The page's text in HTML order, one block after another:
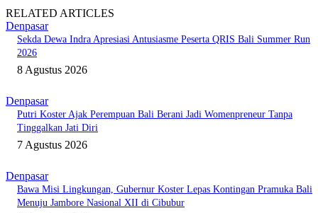
RELATED ARTICLES
Denpasar
Sekda Dewa Indra Apresiasi Antusiasme Peserta QRIS Bali Summer Run
2026
8 Agustus 2026
Denpasar
Putri Koster Ajak Perempuan Bali Berani Jadi Womenpreneur Tanpa
Tinggalkan Jati Diri
7 Agustus 2026
Denpasar
Bawa Misi Lingkungan, Gubernur Koster Lepas Kontingan Pramuka Bali
Menuju Jambore Nasional XII di Cibubur